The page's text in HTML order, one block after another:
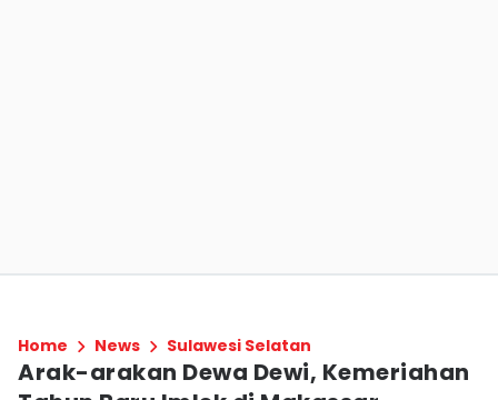
Home News Sulawesi Selatan
Arak-arakan Dewa Dewi, Kemeriahan